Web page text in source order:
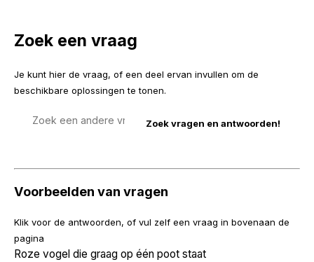
Zoek een vraag
Je kunt hier de vraag, of een deel ervan invullen om de
beschikbare oplossingen te tonen.
Voorbeelden van vragen
Klik voor de antwoorden, of vul zelf een vraag in bovenaan de
pagina
Roze vogel die graag op één poot staat